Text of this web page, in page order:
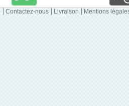
Contactez-nous Livraison Mentions